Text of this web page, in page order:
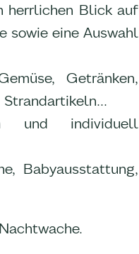
herrlichen Blick auf
sowie eine Auswahl
Getränken,
und individuell
Babyausstattung,